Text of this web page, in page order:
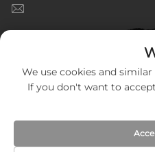
We use cookies and
If you don't want to